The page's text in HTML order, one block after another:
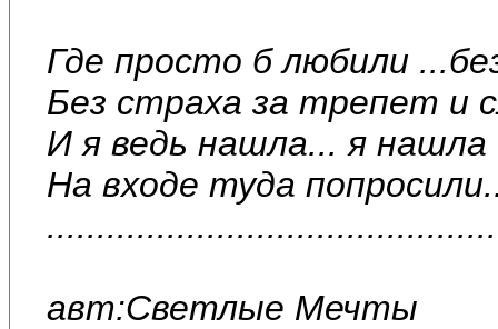
Где просто б любили
Без страха за трепет и
И я ведь нашла... я
На входе туда
авт:Светлые Мечты